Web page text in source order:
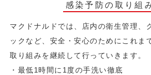
感染予防の取り組
マクドナルドでは、店内の衛生管理、
ックなど、安全・安心のためにこれま
取り組みを継続して行っていきます。
・最低1時間に1度の手洗い徹底